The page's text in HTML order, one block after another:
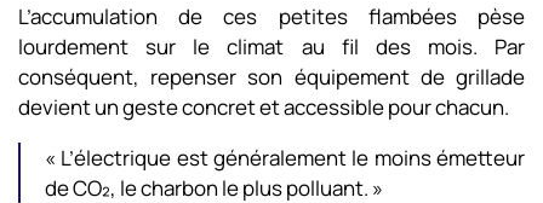
L’accumulation de ces petites flambées pèse
lourdement sur le climat au fil des mois. Par
conséquent, repenser son équipement de grillade
devient un geste concret et accessible pour chacun.
« L’électrique est généralement le moins émetteur
de CO₂, le charbon le plus polluant. »